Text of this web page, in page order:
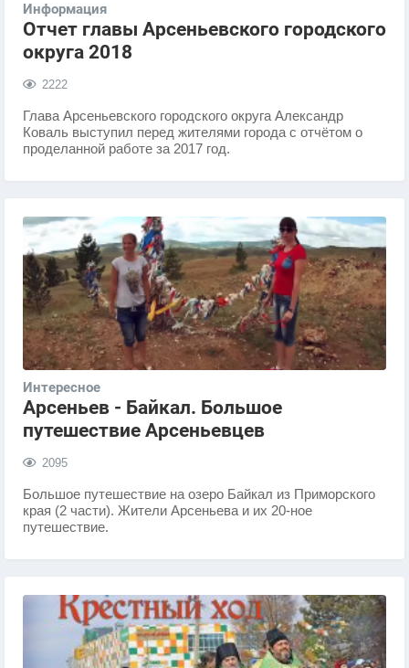
Информация
Отчет главы Арсеньевского городского
округа 2018
2222
Глава Арсеньевского городского округа Александр
Коваль выступил перед жителями города с отчётом о
проделанной работе за 2017 год.
Интересное
Арсеньев - Байкал. Большое
путешествие Арсеньевцев
2095
Большое путешествие на озеро Байкал из Приморского
края (2 части). Жители Арсеньева и их 20-ное
путешествие.